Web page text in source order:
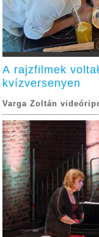
A rajzfilmek
kvízversenyen
Varga Zoltán